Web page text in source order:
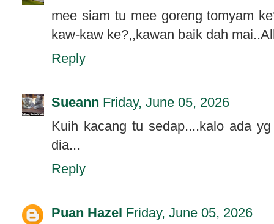
mee siam tu mee goreng tomyam
kaw-kaw ke?,,kawan baik dah
Reply
Sueann Friday, June 05, 2026
Kuih kacang tu sedap....kalo ada
dia...
Reply
Puan Hazel Friday, June 05, 2026